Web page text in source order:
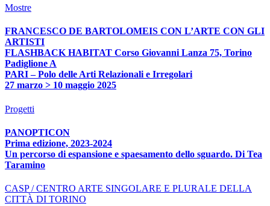
Mostre
FRANCESCO DE BARTOLOMEIS CON L’ARTE CON GLI
ARTISTI
FLASHBACK HABITAT Corso Giovanni Lanza 75, Torino
Padiglione A
PARI – Polo delle Arti Relazionali e Irregolari
27 marzo > 10 maggio 2025
Progetti
PANOPTICON
Prima edizione, 2023-2024
Un percorso di espansione e spaesamento dello sguardo. Di Tea
Taramino
CASP / CENTRO ARTE SINGOLARE E PLURALE DELLA
CITTÀ DI TORINO